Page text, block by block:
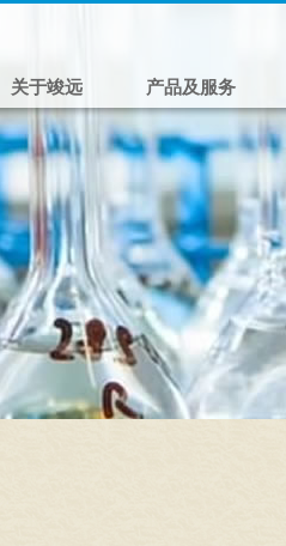
关于竣远 产品及服务